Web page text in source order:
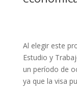
Al elegir este
Estudio y
un período de
ya que la visa